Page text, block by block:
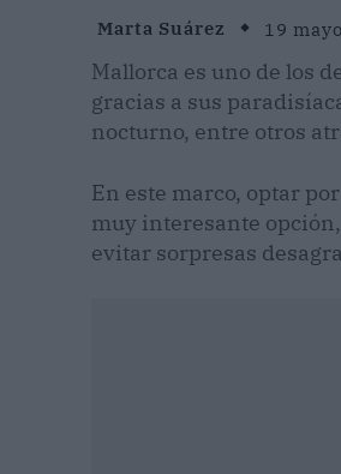
Marta Suárez 19
Mallorca es uno de los
gracias a sus
nocturno, entre otros
En este marco, optar
muy interesante
evitar sorpresas